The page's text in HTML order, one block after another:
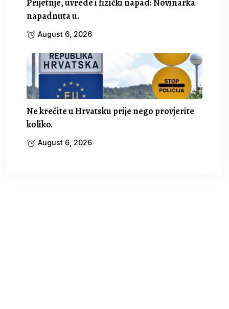
napadnuta u.
August 6, 2026
Ne krećite u Hrvatsku prije nego provjerite
koliko.
August 6, 2026